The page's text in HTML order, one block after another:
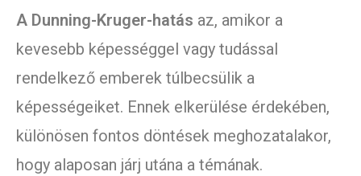
A Dunning-Kruger-hatás az, amikor a
kevesebb képességgel vagy tudással
rendelkező emberek túlbecsülik a
képességeiket. Ennek elkerülése érdekében,
különösen fontos döntések meghozatalakor,
hogy alaposan járj utána a témának.